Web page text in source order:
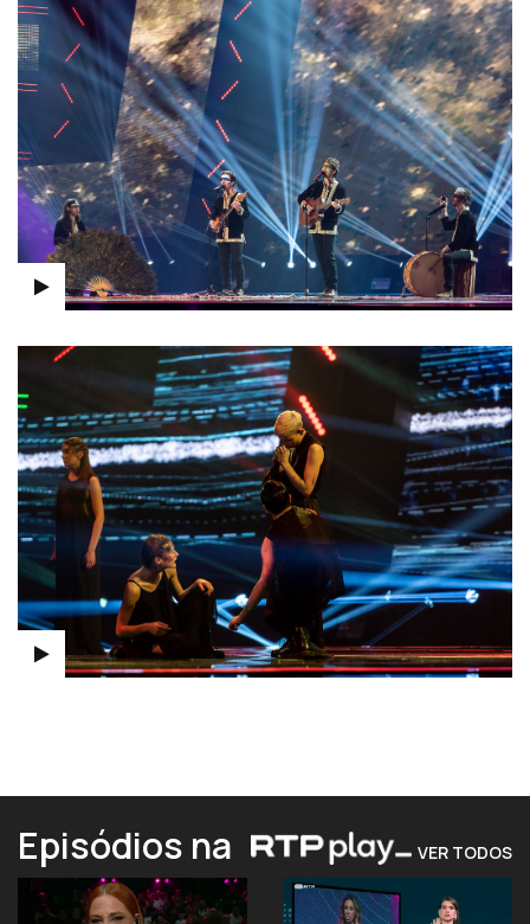
Episódios na VER TODOS